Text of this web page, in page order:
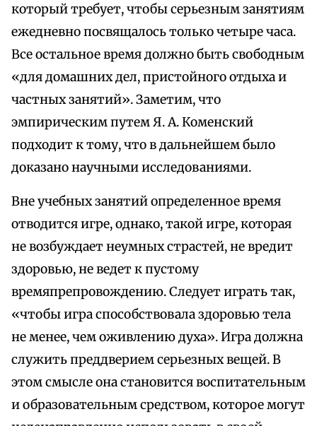
который требует, чтобы серьезным занятиям
ежедневно посвящалось только четыре часа.
Все остальное время должно быть свободным
«для домашних дел, пристойного отдыха и
частных занятий». Заметим, что
эмпирическим путем Я. А. Коменский
подходит к тому, что в дальнейшем было
доказано научными исследованиями.
Вне учебных занятий определенное время
отводится игре, однако, такой игре, которая
не возбуждает неумных страстей, не вредит
здоровью, не ведет к пустому
времяпрепровождению. Следует играть так,
«чтобы игра способствовала здоровью тела
не менее, чем оживлению духа». Игра должна
служить преддверием серьезных вещей. В
этом смысле она становится воспитательным
и образовательным средством, которое могут